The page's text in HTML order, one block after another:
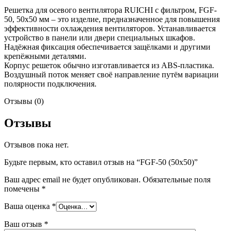
Решетка для осевого вентилятора RUICHI с фильтром, FGF-
50, 50х50 мм – это изделие, предназначенное для повышения
эффективности охлаждения вентиляторов. Устанавливается
устройство в панели или двери специальных шкафов.
Надёжная фиксация обеспечивается защёлками и другими
крепёжными деталями.
Корпус решеток обычно изготавливается из ABS-пластика.
Воздушный поток меняет своё направление путём вариации
полярности подключения.
Отзывы (0)
Отзывы
Отзывов пока нет.
Будьте первым, кто оставил отзыв на “FGF-50 (50х50)”
Ваш адрес email не будет опубликован. Обязательные поля
помечены *
Ваша оценка *
Ваш отзыв *